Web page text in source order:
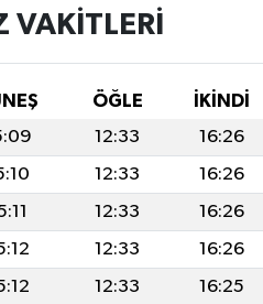
ÖĞLE İKINDI
12:33 16:26
12:33 16:26
12:33 16:26
12:33 16:26
12:33 16:25